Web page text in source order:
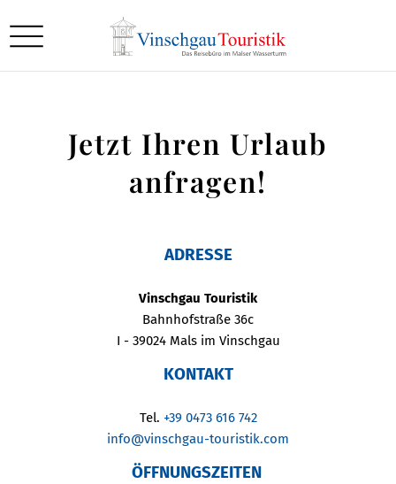
Jetzt Ihren Urlaub
anfragen!
ADRESSE
Vinschgau Touristik
Bahnhofstraße 36c
I - 39024 Mals im Vinschgau
KONTAKT
Tel. +39 0473 616 742
info@vinschgau-touristik.com
ÖFFNUNGSZEITEN